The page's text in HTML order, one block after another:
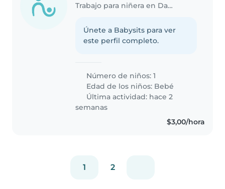
Trabajo para niñera en Daule
Únete a Babysits para ver
este perfil completo.
Número de niños: 1
Edad de los niños: Bebé
Última actividad: hace 2
semanas
$3,00/hora
1 2